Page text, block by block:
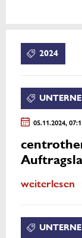
2024
05.11.2024,
weiterlesen